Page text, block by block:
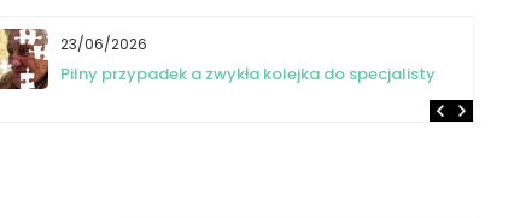
23/06/2026
Pilny przypadek a zwykła kolejka do specjalisty